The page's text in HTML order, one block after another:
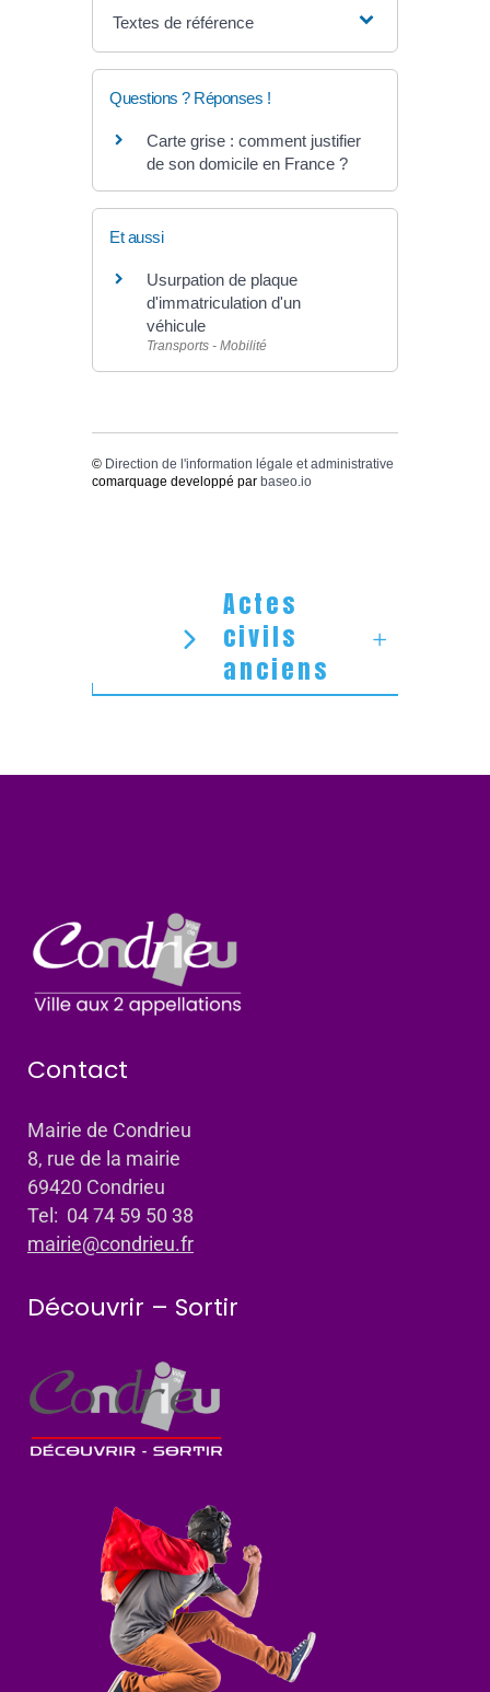
Textes de référence
Questions ? Réponses !
Carte grise : comment justifier
de son domicile en France ?
Et aussi
Usurpation de plaque
d'immatriculation d'un
véhicule
Transports - Mobilité
© Direction de l'information légale et administrative
comarquage developpé par baseo.io
Actes
civils
anciens
Contact
Mairie de Condrieu
8, rue de la mairie
69420 Condrieu
Tel: 04 74 59 50 38
mairie@condrieu.fr
Découvrir – Sortir